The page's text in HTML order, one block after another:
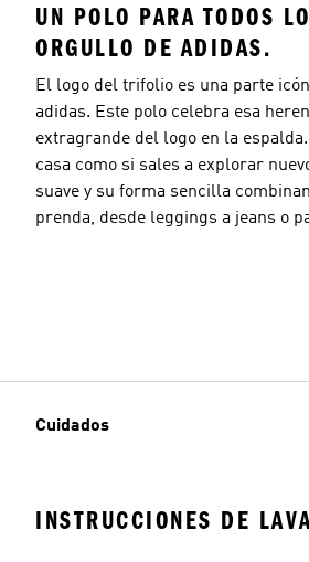
UN POLO PARA TODOS
ORGULLO DE ADIDAS.
El logo del trifolio es una parte
adidas. Este polo celebra esa
extragrande del logo en la
casa como si sales a explorar
suave y su forma sencilla
prenda, desde leggings a jeans o
Cuidados
INSTRUCCIONES DE